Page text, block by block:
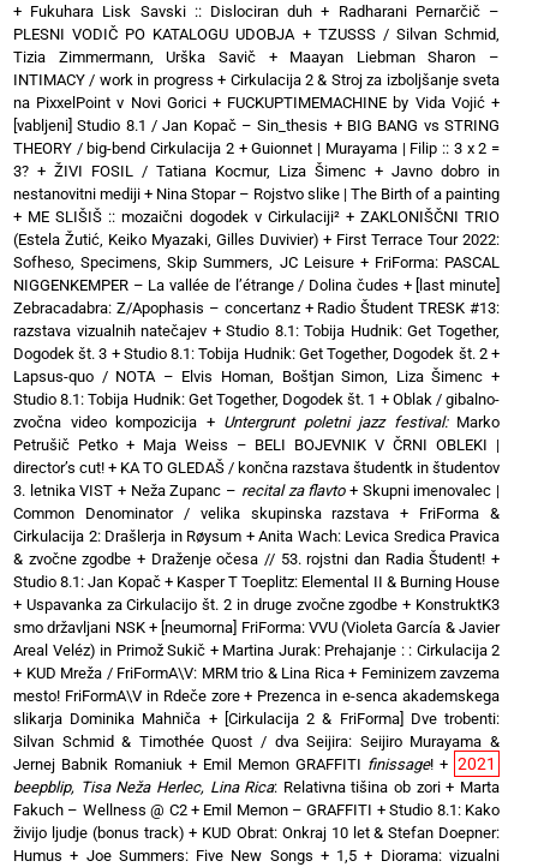
+ Fukuhara Lisk Savski :: Dislociran duh + Radharani Pernarčič –
PLESNI VODIČ PO KATALOGU UDOBJA+ TZUSSS / Silvan Schmid,
Tizia Zimmermann, Urška Savič+ Maayan Liebman Sharon –
INTIMACY / work in progress + Cirkulacija 2 & Stroj za izboljšanje sveta
na PixxelPoint v Novi Gorici+ FUCKUPTIMEMACHINE by Vida Vojić+
[vabljeni] Studio 8.1 / Jan Kopač – Sin_thesis + BIG BANG vs STRING
THEORY / big-bend Cirkulacija 2+Guionnet | Murayama | Filip :: 3 x 2 =
3? + ŽIVI FOSIL / Tatiana Kocmur, Liza Šimenc + Javno dobro in
nestanovitni mediji + Nina Stopar – Rojstvo slike | The Birth of a painting
+ ME SLIŠIŠ :: mozaični dogodek v Cirkulaciji²+ ZAKLONIŠČNI TRIO
(Estela Žutić, Keiko Myazaki, Gilles Duvivier) + First Terrace Tour 2022:
Sofheso, Specimens, Skip Summers, JC Leisure+ FriForma: PASCAL
NIGGENKEMPER – La vallée de l’étrange / Dolina čudes + [last minute]
Zebracadabra: Z/Apophasis – concertanz+ Radio Študent TRESK #13:
razstava vizualnih natečajev +Studio 8.1: Tobija Hudnik: Get Together,
Dogodek št. 3 + Studio 8.1: Tobija Hudnik: Get Together, Dogodek št. 2+
Lapsus-quo / NOTA – Elvis Homan, Boštjan Simon, Liza Šimenc +
Studio 8.1: Tobija Hudnik: Get Together, Dogodek št. 1 + Oblak / gibalno-
zvočna video kompozicija + Untergrunt poletni jazz festival:Marko
Petrušič Petko+ Maja Weiss – BELI BOJEVNIK V ČRNI OBLEKI |
director’s cut! + KA TO GLEDAŠ / končna razstava študentk in študentov
3. letnika VIST + Neža Zupanc – recital za flavto+ Skupni imenovalec |
Common Denominator / velika skupinska razstava + FriForma &
Cirkulacija 2: Drašlerja in Røysum + Anita Wach: Levica Sredica Pravica
& zvočne zgodbe + Draženje očesa // 53. rojstni dan Radia Študent! +
Studio 8.1: Jan Kopač+ Kasper T Toeplitz: Elemental II & Burning House
+ Uspavanka za Cirkulacijo št. 2 in druge zvočne zgodbe + KonstruktK3
smo državljani NSK+ [neumorna] FriForma: VVU (Violeta García & Javier
Areal Veléz) in Primož Sukič + Martina Jurak: Prehajanje : : Cirkulacija 2
+ KUD Mreža / FriFormA\V: MRM trio & Lina Rica+ Feminizem zavzema
mesto! FriFormA\V in Rdeče zore+ Prezenca in e-senca akademskega
slikarja Dominika Mahniča + [Cirkulacija 2 & FriForma] Dve trobenti:
Silvan Schmid & Timothée Quost / dva Seijira: Seijiro Murayama &
Jernej Babnik Romaniuk + Emil Memon GRAFFITI finissage! + 2021
beepblip, Tisa Neža Herlec, Lina Rica: Relativna tišina ob zori+ Marta
Fakuch – Wellness @ C2+ Emil Memon – GRAFFITI +Studio 8.1: Kako
živijo ljudje (bonus track) + KUD Obrat: Onkraj 10 let & Stefan Doepner:
Humus + Joe Summers: Five New Songs + 1,5 + Diorama: vizualni